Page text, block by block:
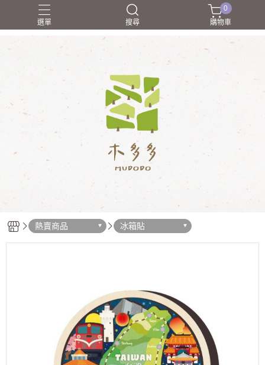
選單 搜尋
合作廠商介紹 職人介紹 送朋友
0
購物車
熱賣商品 冰箱貼